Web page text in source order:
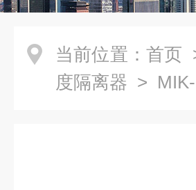
当前位置： 首页
度隔离器 >